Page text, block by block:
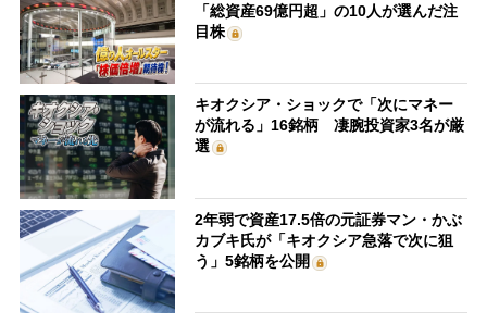
「総資産69億円超」の10人が選んだ注
目株
キオクシア・ショックで「次にマネー
が流れる」16銘柄 凄腕投資家3名が厳
選
2年弱で資産17.5倍の元証券マン・かぶ
カブキ氏が「キオクシア急落で次に狙
う」5銘柄を公開